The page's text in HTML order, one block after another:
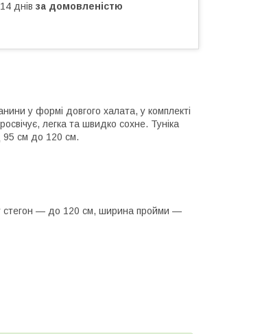
днів за домовленістю
у формі довгого халата, у комплекті
легка та швидко сохне. Туніка
95 см до 120 см.
стегон — до 120 см, ширина пройми —